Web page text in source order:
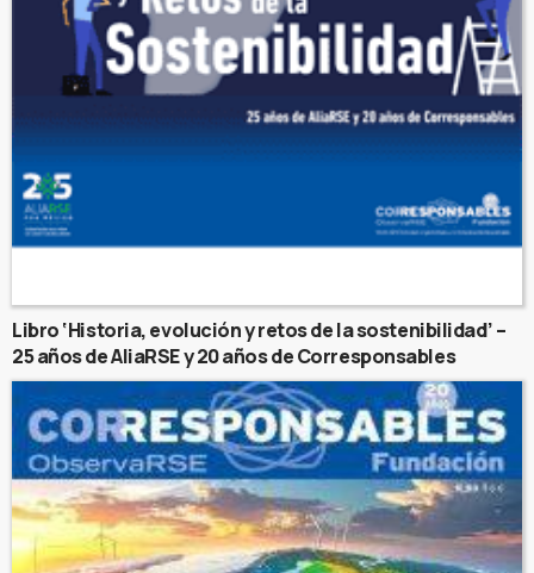
Libro ‘Historia, evolución y retos de la sostenibilidad’ –
25 años de AliaRSE y 20 años de Corresponsables